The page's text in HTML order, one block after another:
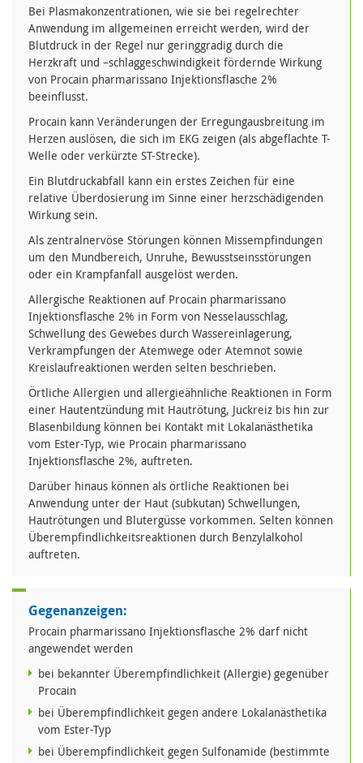
Bei Plasmakonzentrationen, wie sie bei regelrechter
Anwendung im allgemeinen erreicht werden, wird der
Blutdruck in der Regel nur geringgradig durch die
Herzkraft und –schlaggeschwindigkeit fördernde Wirkung
von Procain pharmarissano Injektionsflasche 2%
beeinflusst.
Procain kann Veränderungen der Erregungausbreitung im
Herzen auslösen, die sich im EKG zeigen (als abgeflachte T-
Welle oder verkürzte ST-Strecke).
Ein Blutdruckabfall kann ein erstes Zeichen für eine
relative Überdosierung im Sinne einer herzschädigenden
Wirkung sein.
Als zentralnervöse Störungen können Missempfindungen
um den Mundbereich, Unruhe, Bewusstseinsstörungen
oder ein Krampfanfall ausgelöst werden.
Allergische Reaktionen auf Procain pharmarissano
Injektionsflasche 2% in Form von Nesselausschlag,
Schwellung des Gewebes durch Wassereinlagerung,
Verkrampfungen der Atemwege oder Atemnot sowie
Kreislaufreaktionen werden selten beschrieben.
Örtliche Allergien und allergieähnliche Reaktionen in Form
einer Hautentzündung mit Hautrötung, Juckreiz bis hin zur
Blasenbildung können bei Kontakt mit Lokalanästhetika
vom Ester-Typ, wie Procain pharmarissano
Injektionsflasche 2%, auftreten.
Darüber hinaus können als örtliche Reaktionen bei
Anwendung unter der Haut (subkutan) Schwellungen,
Hautrötungen und Blutergüsse vorkommen. Selten können
Überempfindlichkeitsreaktionen durch Benzylalkohol
auftreten.
Gegenanzeigen:
Procain pharmarissano Injektionsflasche 2% darf nicht
angewendet werden
bei bekannter Überempfindlichkeit (Allergie) gegenüber
Procain
bei Überempfindlichkeit gegen andere Lokalanästhetika
vom Ester-Typ
bei Überempfindlichkeit gegen Sulfonamide (bestimmte